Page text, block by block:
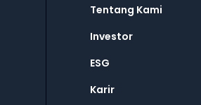
Tentang Kami
Investor
ESG
Karir